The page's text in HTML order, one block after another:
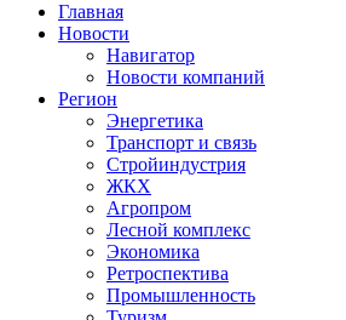
Главная
Новости
Навигатор
Новости компаний
Регион
Энергетика
Транспорт и связь
Стройиндустрия
ЖКХ
Агропром
Лесной комплекс
Экономика
Ретроспектива
Промышленность